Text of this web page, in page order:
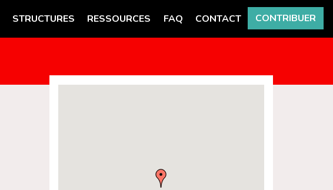
STRUCTURES RESSOURCES FAQ CONTACT CONTRIBUER